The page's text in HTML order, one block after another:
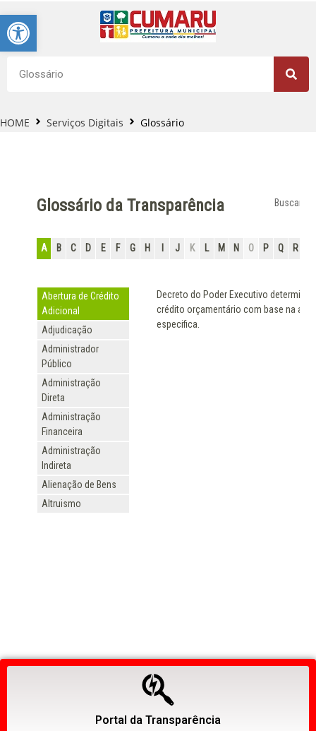
Barra de Ferramentas Aberta
HOME Serviços Digitais Glossário
Portal da Transparência